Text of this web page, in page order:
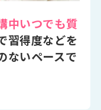
中いつでも質
習得度などを
ないペースで